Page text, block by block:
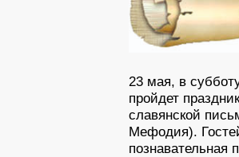
23 мая, в
пройдет
славянской
Мефодия).
познавательная